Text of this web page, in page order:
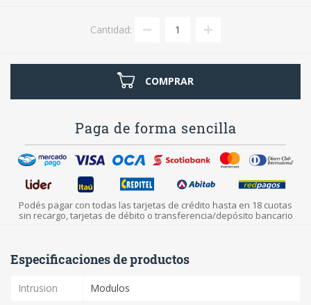
Cantidad:
COMPRAR
Paga de forma sencilla
Podés pagar con todas las tarjetas de crédito hasta en 18 cuotas
sin recargo, tarjetas de débito o transferencia/depósito bancario
Especificaciones de productos
Intrusion Modulos